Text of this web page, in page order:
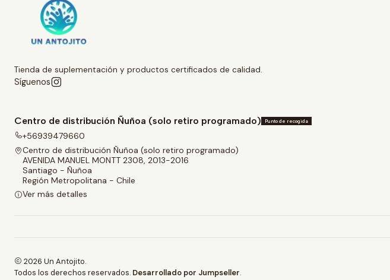
Tienda de suplementación y productos certificados de calidad.
Síguenos
Centro de distribución Ñuñoa (solo retiro programado) Punto de recogida
+56939479660
Centro de distribución Ñuñoa (solo retiro programado)
AVENIDA MANUEL MONTT 2308, 2013-2016
Santiago - Ñuñoa
Región Metropolitana - Chile
Ver más detalles
2026 Un Antojito.
Todos los derechos reservados. Desarrollado por Jumpseller.